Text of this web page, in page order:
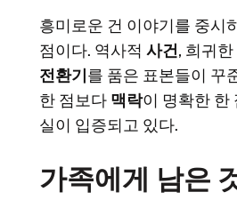
흥미로운 건 이야기를 중시
점이다. 역사적 사건, 희귀한
전환기 를 품은 표본들이 꾸
한 점보다 맥락이 명확한 한
실이 입증되고 있다.
가족에게 남은